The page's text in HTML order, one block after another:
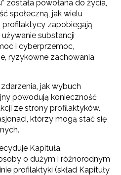
została powołana do życia,
społeczną, jak wielu
zapobiegają
substancji
i cyberprzemoc,
ryzykowne zachowania
jak wybuch
powodują konieczność
ze strony profilaktyków.
którzy mogą stać się
Kapituła,
o dużym i różnorodnym
profilaktyki (skład Kapituły